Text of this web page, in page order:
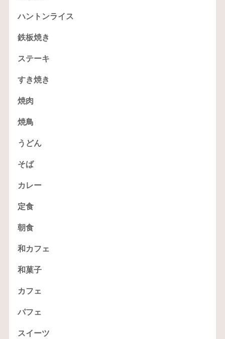
ハントンライス
鉄板焼き
ステーキ
すき焼き
焼肉
焼鳥
うどん
そば
カレー
定食
朝食
和カフェ
和菓子
カフェ
パフェ
スイーツ